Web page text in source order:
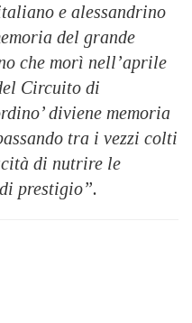
e alessandrino
del grande
che morì nell’aprile
Circuito di
diviene memoria
tra i vezzi colti
di nutrire le
prestigio”.